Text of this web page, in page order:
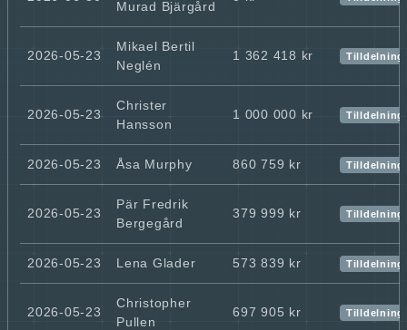
Murad Bjärgård
2026-05-23
Mikael Bertil
Neglén
1 362 418 kr Tilldelning
2026-05-23
Christer
Hansson
1 000 000 kr Tilldelning
2026-05-23 Åsa Murphy 860 759 kr Tilldelning
2026-05-23
Pär Fredrik
Bergegård
379 999 kr Tilldelning
2026-05-23 Lena Glader 573 839 kr Tilldelning
2026-05-23
Christopher
Pullen
697 905 kr Tilldelning